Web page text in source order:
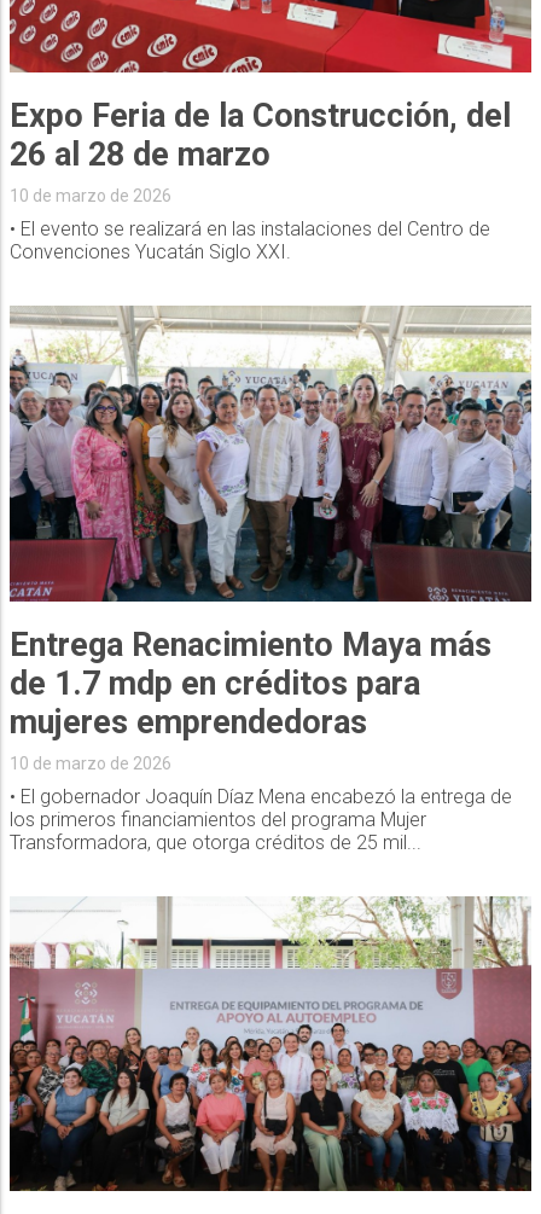
Expo Feria de la Construcción, del
26 al 28 de marzo
10 de marzo de 2026
• El evento se realizará en las instalaciones del Centro de
Convenciones Yucatán Siglo XXI.
Entrega Renacimiento Maya más
de 1.7 mdp en créditos para
mujeres emprendedoras
10 de marzo de 2026
• El gobernador Joaquín Díaz Mena encabezó la entrega de
los primeros financiamientos del programa Mujer
Transformadora, que otorga créditos de 25 mil...